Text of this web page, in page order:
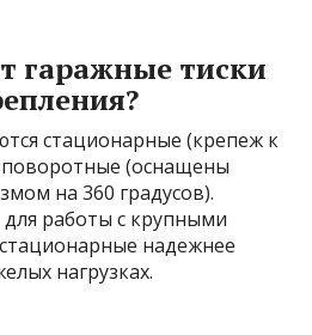
гаражные тиски
стационарные (крепеж к
поворотные (оснащены
на 360 градусов).
работы с крупными
надежнее
нагрузках.